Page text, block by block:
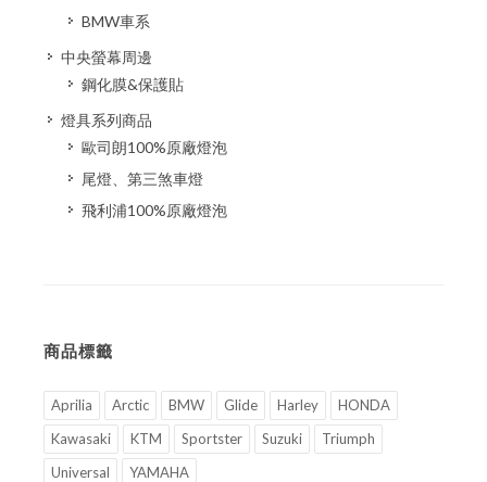
BMW車系
中央螢幕周邊
鋼化膜&保護貼
燈具系列商品
歐司朗100%原廠燈泡
尾燈、第三煞車燈
飛利浦100%原廠燈泡
商品標籤
Aprilia Arctic BMW Glide Harley
HONDA
Kawasaki
KTM Sportster Suzuki
Triumph
Universal
YAMAHA